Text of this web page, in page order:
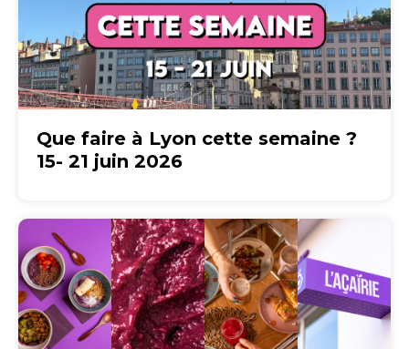
Que faire à Lyon cette semaine ?
15- 21 juin 2026